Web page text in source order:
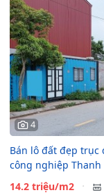
4
Bán lô đất đẹp trục
công nghiệp Thanh
14.2 triệu/m2